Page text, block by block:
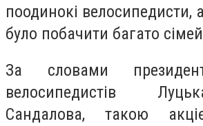
поодинокі велосипедисти,
було побачити багато
За словами
велосипедистів
Сандалова, такою